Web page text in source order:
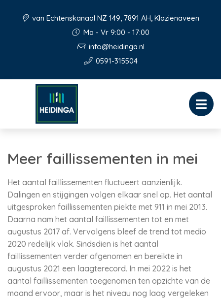
van Echtenskanaal NZ 149, 7891 AH, Klazienaveen
Ma - Vr 9:00 - 17:00
info@heidinga.nl
0591-315504
Meer faillissementen in mei
Het aantal faillissementen fluctueert aanzienlijk.
Dalingen en stijgingen volgen elkaar snel op. Het aantal
uitgesproken faillissementen piekte met 911 in mei 2013.
Daarna nam het aantal faillissementen tot en met
augustus 2017 af. Vervolgens bleef de trend tot medio
2020 redelijk vlak. Sindsdien is het aantal
faillissementen verder afgenomen en bereikte in
augustus 2021 een laagterecord. In mei 2022 is het
aantal faillissementen toegenomen ten opzichte van de
maand ervoor, maar is het niveau nog laag vergeleken